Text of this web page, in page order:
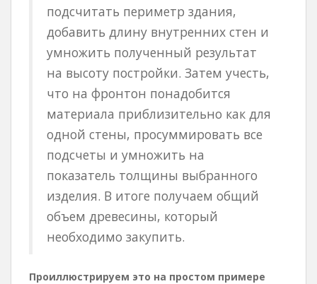
подсчитать периметр здания,
добавить длину внутренних стен и
умножить полученный результат
на высоту постройки. Затем учесть,
что на фронтон понадобится
материала приблизительно как для
одной стены, просуммировать все
подсчеты и умножить на
показатель толщины выбранного
изделия. В итоге получаем общий
объем древесины, который
необходимо закупить.
Проиллюстрируем это на простом примере